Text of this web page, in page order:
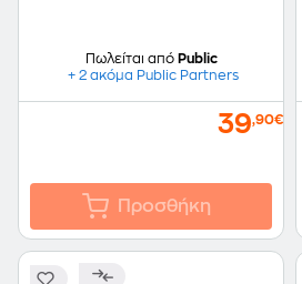
Πωλείται από Public
+ 2 ακόμα Public Partners
39,90€
Προσθήκη